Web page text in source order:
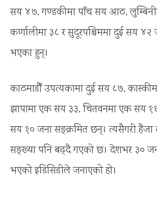
सय ४७, गण्डकीमा पाँच सय आठ,
कर्णालीमा ३८ र सुदूरपश्चिममा दुई सय ४२
भएका हुन्।
काठमाडौँ उपत्यकामा दुई सय ८७,
झापामा एक सय ३३, चितवनमा एक सय
सय १० जना सङ्क्रमित छन्। त्यसैगरी हैजा
सङ्ख्या पनि बढ्दै गएको छ। देशभर ३०
भएको इडिसिडीले जनाएको हो।